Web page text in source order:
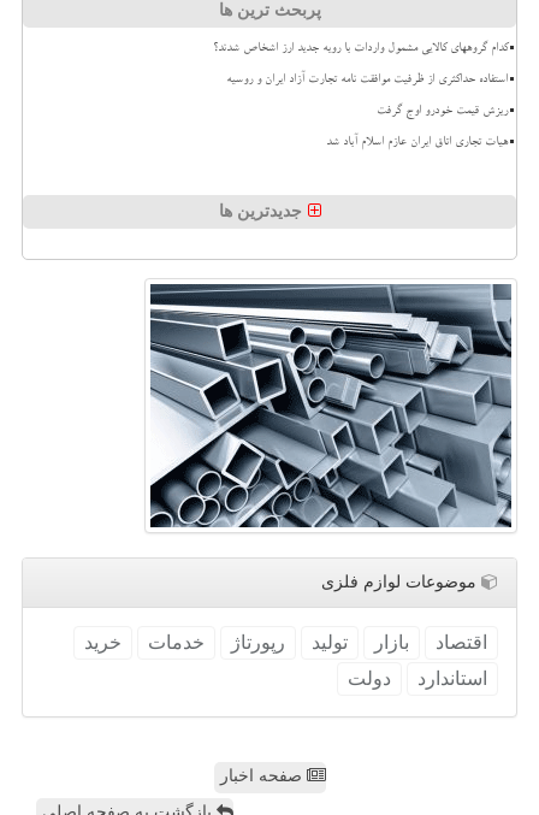
پربحث ترین ها
کدام گروههای کالایی مشمول واردات با رویه جدید ارز اشخاص شدند؟
استفاده حداکثری از ظرفیت موافقت نامه تجارت آزاد ایران و روسیه
ریزش قیمت خودرو اوج گرفت
هیات تجاری اتاق ایران عازم اسلام آباد شد
جدیدترین ها
موضوعات لوازم فلزی
اقتصاد بازار تولید رپورتاژ خدمات
خرید
استاندارد
دولت
صفحه اخبار